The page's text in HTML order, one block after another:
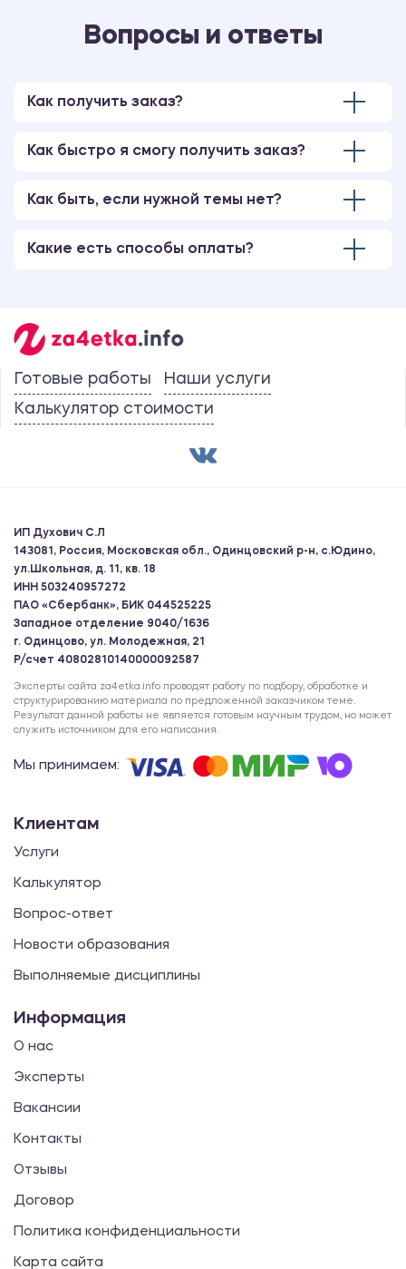
Вопросы и ответы
Как получить заказ?
Как быстро я смогу получить заказ?
Как быть, если нужной темы нет?
Какие есть способы оплаты?
Готовые работы
Наши услуги
Калькулятор стоимости
ИП Духович С.Л
143081, Россия, Московская обл., Одинцовский р-н, с.Юдино,
ул.Школьная, д. 11, кв. 18
ИНН 503240957272
ПАО «Сбербанк», БИК 044525225
Западное отделение 9040/1636
г. Одинцово, ул. Молодежная, 21
Р/счет 40802810140000092587
Эксперты сайта za4etka.info проводят работу по подбору, обработке и
структурированию материала по предложенной заказчиком теме.
Результат данной работы не является готовым научным трудом, но может
служить источником для его написания.
Мы принимаем:
Клиентам
Услуги
Калькулятор
Вопрос-ответ
Новости образования
Выполняемые дисциплины
Информация
О нас
Эксперты
Вакансии
Контакты
Отзывы
Договор
Политика конфиденциальности
Карта сайта